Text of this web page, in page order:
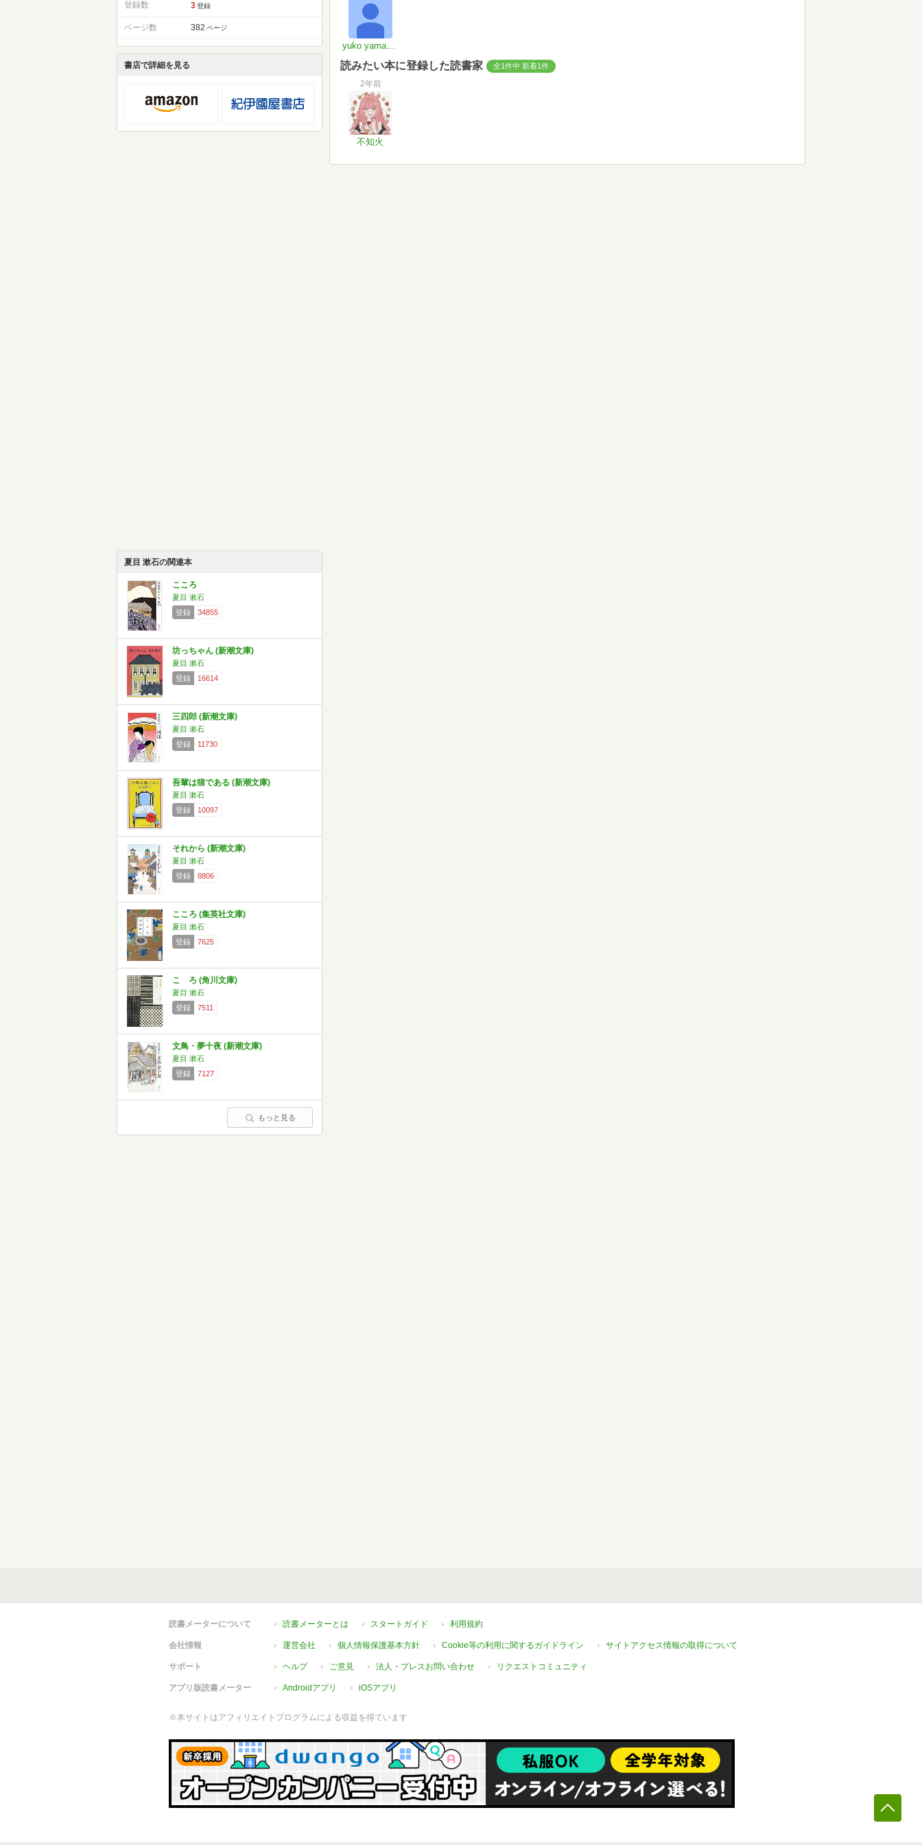
登録数 3 登録
ページ数 382 ページ
書店で詳細を見る
夏目 漱石の関連本
こころ
夏目 漱石
登録
34855
坊っちゃん (新潮文庫)
夏目 漱石
登録
16614
三四郎 (新潮文庫)
夏目 漱石
登録
11730
吾輩は猫である (新潮文庫)
夏目 漱石
登録
10097
それから (新潮文庫)
夏目 漱石
登録
8806
こころ (集英社文庫)
夏目 漱石
登録
7625
こゝろ (角川文庫)
夏目 漱石
登録
7511
文鳥・夢十夜 (新潮文庫)
夏目 漱石
登録
7127
もっと見る
yuko yamazaki
読みたい本に登録した読書家 全1件中 新着1件
2年前
不知火
読書メーターについて 読書メーターとは スタートガイド 利用規約
会社情報 運営会社 個人情報保護基本方針 Cookie等の利用に関するガイドライン サイトアクセス情報の取得について
サポート ヘルプ ご意見 法人・プレスお問い合わせ リクエストコミュニティ
アプリ版読書メーター Androidアプリ iOSアプリ
※本サイトはアフィリエイトプログラムによる収益を得ています